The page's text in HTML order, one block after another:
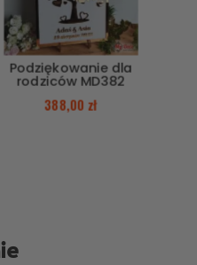
Podziękowanie dla
rodziców MD382
388,00 zł